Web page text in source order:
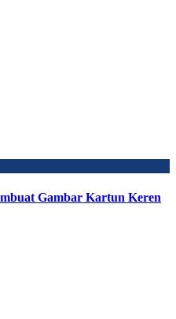
Gambar Kartun Keren